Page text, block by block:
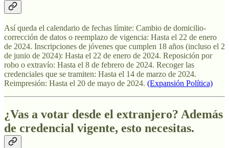
Así queda el calendario de fechas límite: Cambio de domicilio-
corrección de datos o reemplazo de vigencia: Hasta el 22 de enero
de 2024. Inscripciones de jóvenes que cumplen 18 años (incluso el 2
de junio de 2024): Hasta el 22 de enero de 2024. Reposición por
robo o extravío: Hasta el 8 de febrero de 2024. Recoger las
credenciales que se tramiten: Hasta el 14 de marzo de 2024.
Reimpresión: Hasta el 20 de mayo de 2024. (Expansión Política)
¿Vas a votar desde el extranjero? Además
de credencial vigente, esto necesitas.